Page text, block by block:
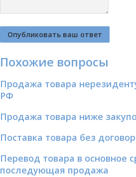
Похожие вопросы
Продажа товара
РФ
Продажа товара ниже
Поставка товара без
Перевод товара в основное
последующая продажа